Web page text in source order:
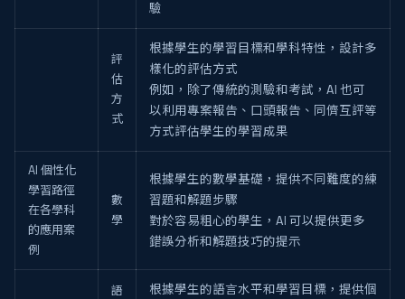
驗
評
估
方
式
根據學生的學習目標和學科特性，設計多
樣化的評估方式
例如，除了傳統的測驗和考試，AI 也可
以利用專案報告、口頭報告、同儕互評等
方式評估學生的學習成果
AI 個性化
學習路徑
在各學科
的應用案
例
數
學
根據學生的數學基礎，提供不同難度的練
習題和解題步驟
對於容易粗心的學生，AI 可以提供更多
錯誤分析和解題技巧的提示
語
根據學生的語言水平和學習目標，提供個